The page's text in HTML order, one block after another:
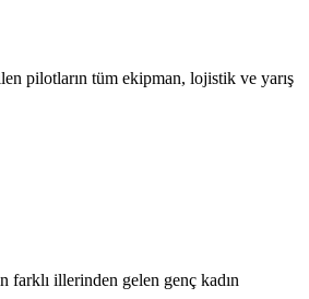
pilotların tüm ekipman, lojistik ve yarış
farklı illerinden gelen genç kadın